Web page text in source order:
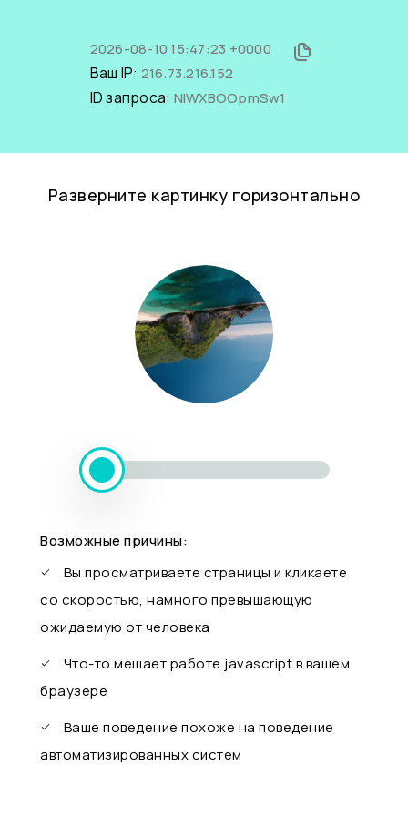
2026-08-10 15:47:23 +0000
Ваш IP: 216.73.216.152
ID запроса: NlWXBOOpmSw1
Разверните картинку горизонтально
Возможные причины:
Вы просматриваете страницы и кликаете
со скоростью, намного превышающую
ожидаемую от человека
Что-то мешает работе javascript в вашем
браузере
Ваше поведение похоже на поведение
автоматизированных систем